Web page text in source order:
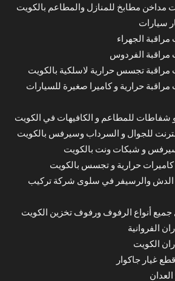
مطابخ للمنازل والمطاعم بالكويت
سيارات
الجهراء
مراقبة الفردوس
مراقبة تجسس حرارية لاسلكية بالكويت
حرارية و كاميرا صغيرة للسيارات
شفاطات للمطاعم و الكافيهات في الكويت
للجوال و السرداب وسيرفس بالكويت
و شبكات ونت بالكويت
حرارية و تجسس بالكويت
الدش والرسيفر في سلوى شركة تركيب
أنواع الرفوف ورفوف تخزين الكويت
الفروانية
الكويت
غيار جاكوار